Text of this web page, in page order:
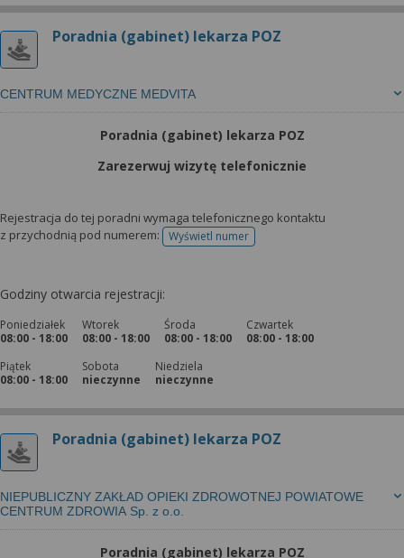
Poradnia (gabinet) lekarza POZ
CENTRUM MEDYCZNE MEDVITA
Poradnia (gabinet) lekarza POZ
Zarezerwuj wizytę telefonicznie
Rejestracja do tej poradni wymaga telefonicznego kontaktu
z przychodnią pod numerem:
Wyświetl numertelefonu do rejestracji
Godziny otwarcia rejestracji:
Poniedziałek
08:00 - 18:00
Wtorek
08:00 - 18:00
Środa
08:00 - 18:00
Czwartek
08:00 - 18:00
Piątek
08:00 - 18:00
Sobota
nieczynne
Niedziela
nieczynne
Poradnia (gabinet) lekarza POZ
NIEPUBLICZNY ZAKŁAD OPIEKI ZDROWOTNEJ POWIATOWE
CENTRUM ZDROWIA Sp. z o.o.
Poradnia (gabinet) lekarza POZ